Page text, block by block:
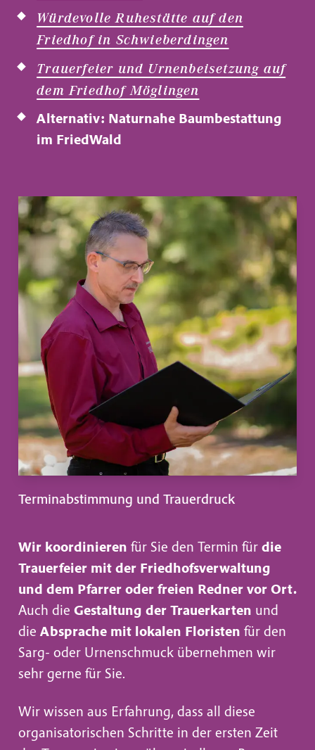
Würdevolle Ruhestätte auf den
Friedhof in Schwieberdingen
Trauerfeier und Urnenbeisetzung auf
dem Friedhof Möglingen
Alternativ: Naturnahe Baumbestattung
im FriedWald
Terminabstimmung und Trauerdruck
Wir koordinieren für Sie den Termin für die
Trauerfeier mit der Friedhofsverwaltung
und dem Pfarrer oder freien Redner vor Ort.
Auch die Gestaltung der Trauerkarten und
die Absprache mit lokalen Floristen für den
Sarg- oder Urnenschmuck übernehmen wir
sehr gerne für Sie.
Wir wissen aus Erfahrung, dass all diese
organisatorischen Schritte in der ersten Zeit